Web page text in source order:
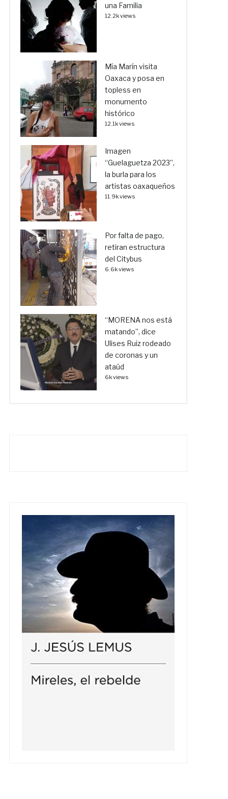
una Familia
12.2k views
Mía Marín visita
Oaxaca y posa en
topless en
monumento
histórico
12.1k views
Imagen
“Guelaguetza 2023”,
la burla para los
artistas oaxaqueños
11.9k views
Por falta de pago,
retiran estructura
del Citybus
6.6k views
“MORENA nos está
matando”, dice
Ulises Ruiz rodeado
de coronas y un
ataúd
6k views